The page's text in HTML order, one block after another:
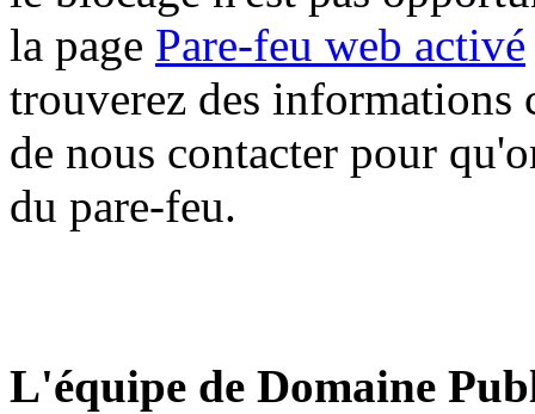
la page Pare-feu web activé
trouverez des informations
de nous contacter pour
du pare-feu.
L'équipe de Domaine